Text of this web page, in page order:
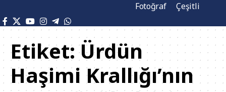
Fotoğraf
Çeşitli
Etiket:Ürdün
Haşimi Krallığı’nın